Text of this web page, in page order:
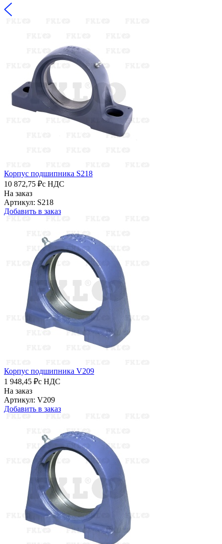
Корпус подшипника S218
10 872,75 ₽с НДС
На заказ
Артикул: S218
Добавить в заказ
Корпус подшипника V209
1 948,45 ₽с НДС
На заказ
Артикул: V209
Добавить в заказ